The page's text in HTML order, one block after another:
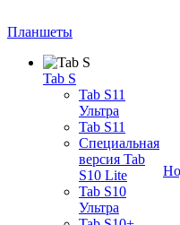
Планшеты
Tab S
Tab S11
Ультра
Tab S11
Специальная
версия Tab
S10 Lite
Tab S10
Ультра